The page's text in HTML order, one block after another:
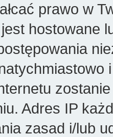
prawo w
jest hostowane
Adres IP
zasad i/lub